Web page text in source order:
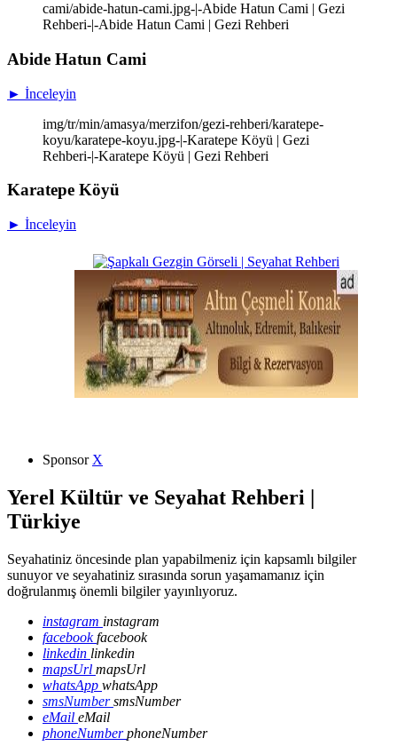
cami/abide-hatun-cami.jpg-|-Abide Hatun Cami | Gezi
Rehberi-|-Abide Hatun Cami | Gezi Rehberi
Abide Hatun Cami
► İnceleyin
img/tr/min/amasya/merzifon/gezi-rehberi/karatepe-
koyu/karatepe-koyu.jpg-|-Karatepe Köyü | Gezi
Rehberi-|-Karatepe Köyü | Gezi Rehberi
Karatepe Köyü
► İnceleyin
Sponsor X
Yerel Kültür ve Seyahat Rehberi |
Türkiye
Seyahatiniz öncesinde plan yapabilmeniz için kapsamlı bilgiler
sunuyor ve seyahatiniz sırasında sorun yaşamamanız için
doğrulanmış önemli bilgiler yayınlıyoruz.
instagram instagram
facebookfacebook
linkedin linkedin
mapsUrl mapsUrl
whatsApp whatsApp
smsNumbersmsNumber
eMail eMail
phoneNumberphoneNumber